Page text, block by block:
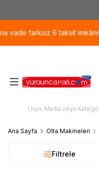
farksız 6 taksit imkânı!
Ana Sayfa Olta Makineleri
Filtrele